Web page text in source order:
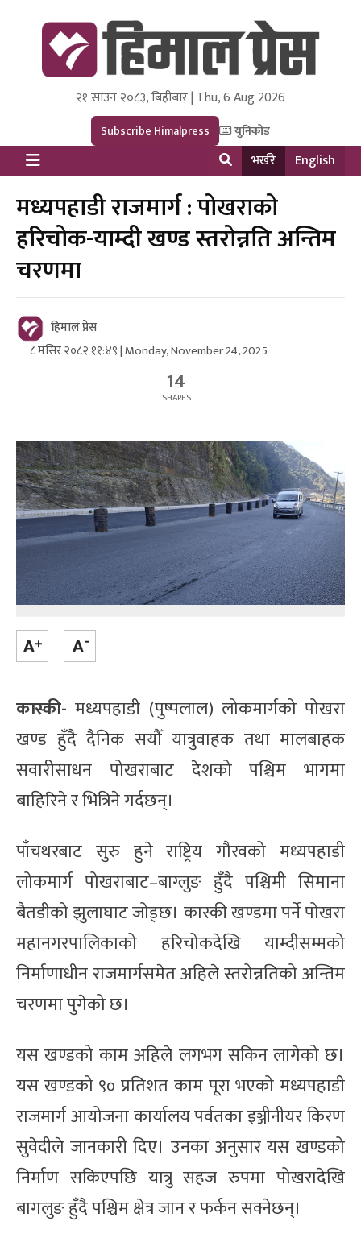
Himal Press
Dot NewsyNepal Media and Research Pvt Ltd.
२१ साउन २०८३, बिहीबार | Thu, 6 Aug 2026
Subscribe Himalpress युनिकोड
भर्खरै English
मध्यपहाडी राजमार्ग : पोखराको
हरिचोक-याम्दी खण्ड स्तरोन्नति अन्तिम
चरणमा
हिमाल प्रेस
८ मंसिर २०८२ ११:४९ | Monday, November 24, 2025
14
SHARES
कास्की- मध्यपहाडी (पुष्पलाल) लोकमार्गको पोखरा
खण्ड हुँदै दैनिक सयौँ यात्रुवाहक तथा मालबाहक
सवारीसाधन पोखराबाट देशको पश्चिम भागमा
बाहिरिने र भित्रिने गर्दछन्।
पाँचथरबाट सुरु हुने राष्ट्रिय गौरवको मध्यपहाडी
लोकमार्ग पोखराबाट–बाग्लुङ हुँदै पश्चिमी सिमाना
बैतडीको झुलाघाट जोड्छ। कास्की खण्डमा पर्ने पोखरा
महानगरपालिकाको हरिचोकदेखि याम्दीसम्मको
निर्माणाधीन राजमार्गसमेत अहिले स्तरोन्नतिको अन्तिम
चरणमा पुगेको छ।
यस खण्डको काम अहिले लगभग सकिन लागेको छ।
यस खण्डको ९० प्रतिशत काम पूरा भएको मध्यपहाडी
राजमार्ग आयोजना कार्यालय पर्वतका इञ्जीनीयर किरण
सुवेदीले जानकारी दिए। उनका अनुसार यस खण्डको
निर्माण सकिएपछि यात्रु सहज रुपमा पोखरादेखि
बागलुङ हुँदै पश्चिम क्षेत्र जान र फर्कन सक्नेछन्।